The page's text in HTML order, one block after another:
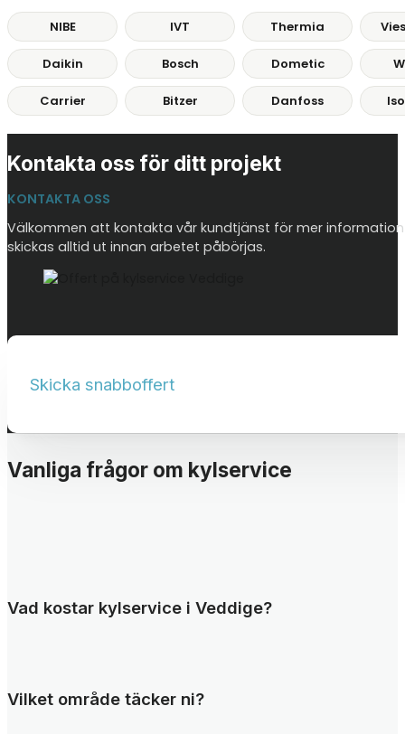
NIBE IVT Thermia
Daikin Bosch Dometic
Carrier Bitzer Danfoss
Kontakta oss för ditt projekt
KONTAKTA OSS
Välkommen att kontakta vår kundtjänst för mer
skickas alltid ut innan arbetet påbörjas.
Skicka snabboffert
Vanliga frågor om kylservice
Vad kostar kylservice i Veddige?
arbetet startar – se vår prisorientering ovan.
Vilket område täcker ni?